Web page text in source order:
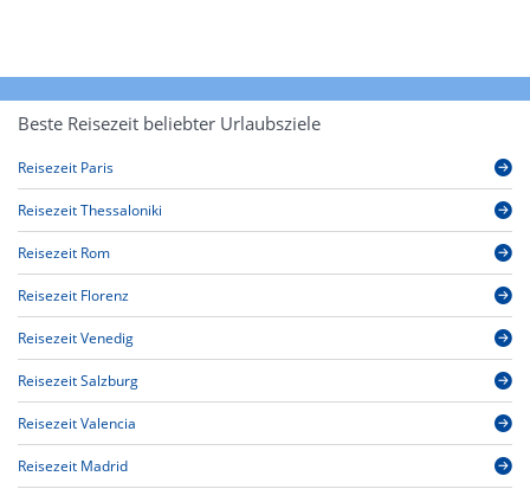
Beste Reisezeit beliebter Urlaubsziele
Reisezeit Paris
Reisezeit Thessaloniki
Reisezeit Rom
Reisezeit Florenz
Reisezeit Venedig
Reisezeit Salzburg
Reisezeit Valencia
Reisezeit Madrid